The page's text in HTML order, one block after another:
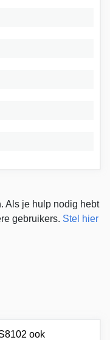
Als je hulp nodig hebt
gebruikers. Stel hier
ook